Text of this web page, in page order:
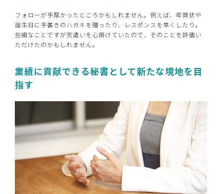
フォローが手厚かったところかもしれません。例えば、年賀状や
誕生日に手書きのハガキを贈ったり、レスポンスを早くしたり。
些細なことですが気遣いを心掛けていたので、そのことを評価い
ただけたのかもしれません。
業績に貢献できる秘書として新たな境地を目
指す